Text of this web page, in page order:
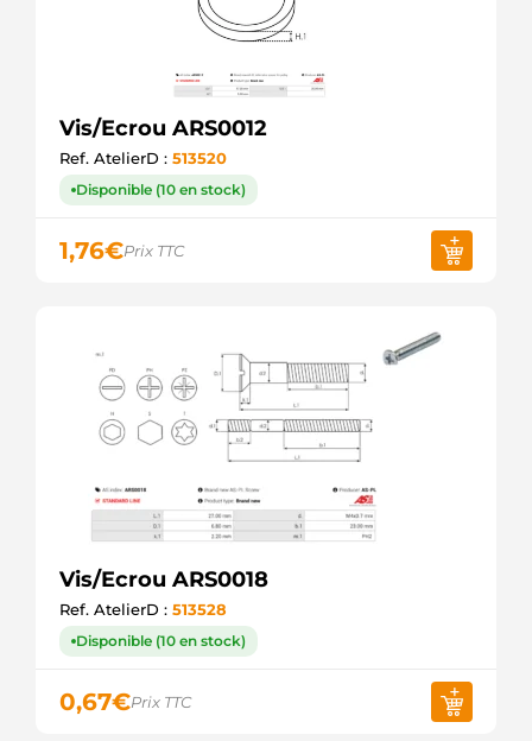
Vis/Ecrou ARS0012
Ref. AtelierD : 513520
Disponible (10 en stock)
1,76€Prix TTC
Vis/Ecrou ARS0018
Ref. AtelierD : 513528
Disponible (10 en stock)
0,67€Prix TTC